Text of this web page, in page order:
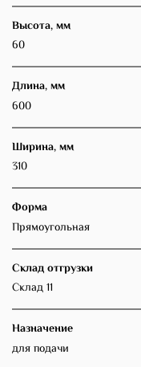
Высота, мм
60
Длина, мм
600
Ширина, мм
310
Форма
Прямоугольная
Склад отгрузки
Склад 11
Назначение
для подачи